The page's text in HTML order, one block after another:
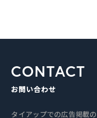
CONTACT
お問い合わせ
タイアップでの広告掲載